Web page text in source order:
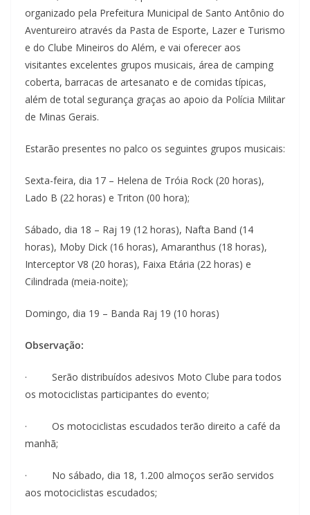
organizado pela Prefeitura Municipal de Santo Antônio do
Aventureiro através da Pasta de Esporte, Lazer e Turismo
e do Clube Mineiros do Além, e vai oferecer aos
visitantes excelentes grupos musicais, área de camping
coberta, barracas de artesanato e de comidas típicas,
além de total segurança graças ao apoio da Polícia Militar
de Minas Gerais.
Estarão presentes no palco os seguintes grupos musicais:
Sexta-feira, dia 17 – Helena de Tróia Rock (20 horas),
Lado B (22 horas) e Triton (00 hora);
Sábado, dia 18 – Raj 19 (12 horas), Nafta Band (14
horas), Moby Dick (16 horas), Amaranthus (18 horas),
Interceptor V8 (20 horas), Faixa Etária (22 horas) e
Cilindrada (meia-noite);
Domingo, dia 19 – Banda Raj 19 (10 horas)
Observação:
· Serão distribuídos adesivos Moto Clube para todos
os motociclistas participantes do evento;
· Os motociclistas escudados terão direito a café da
manhã;
· No sábado, dia 18, 1.200 almoços serão servidos
aos motociclistas escudados;